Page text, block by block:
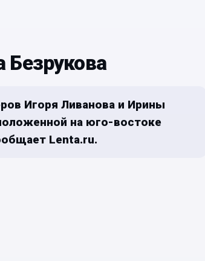
Безрукова
Игоря Ливанова и Ирины
на юго-востоке
Lenta.ru.